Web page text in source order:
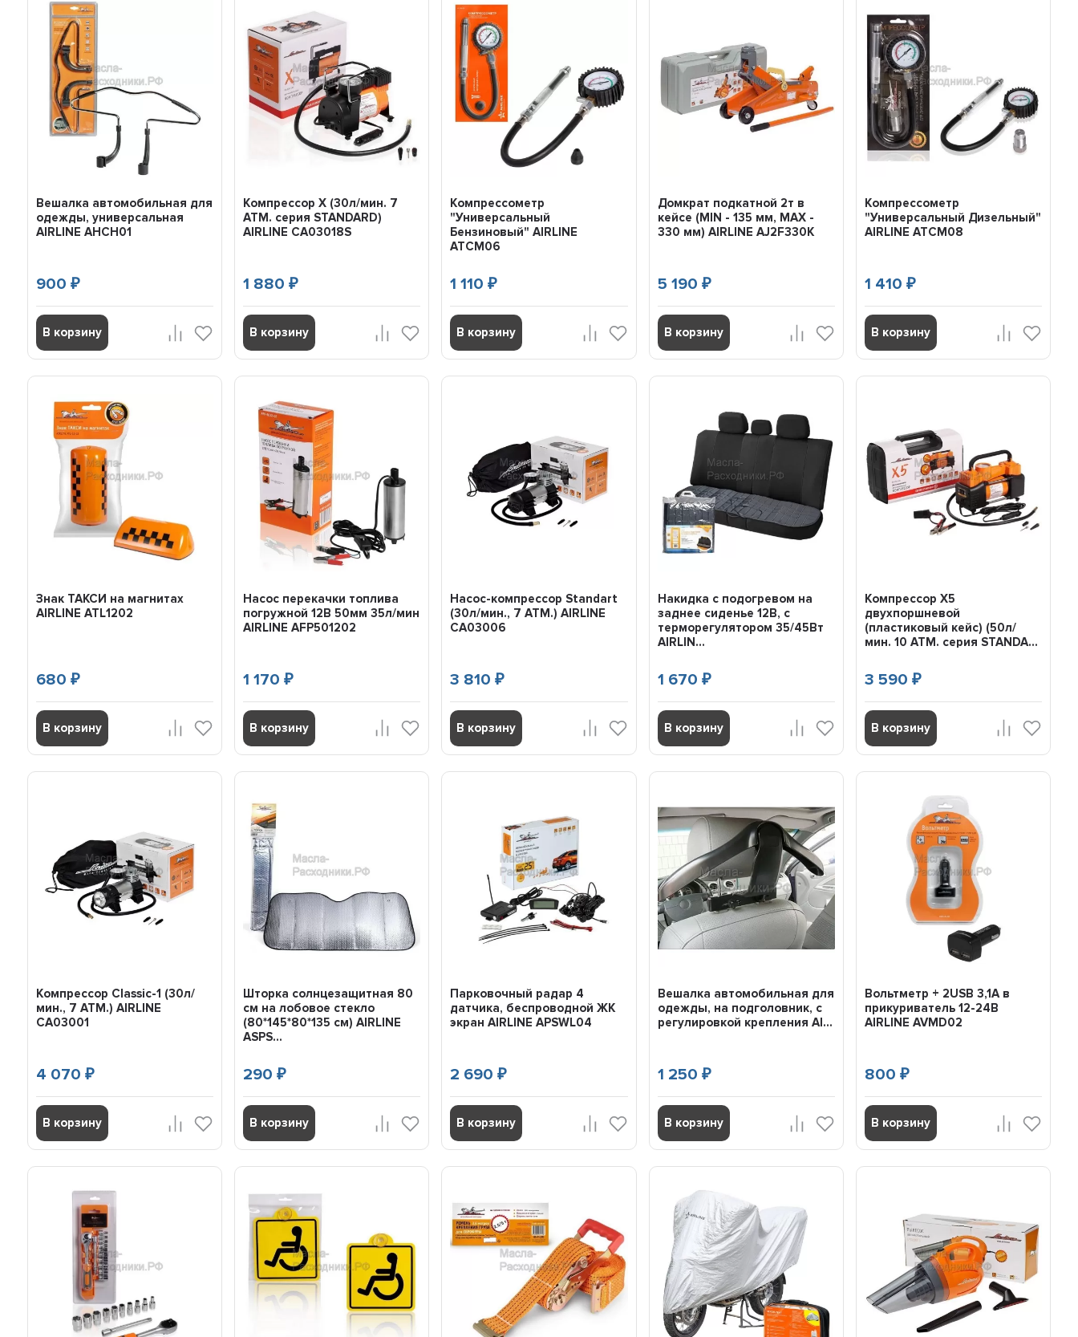
Вешалка автомобильная для
одежды, универсальная
AIRLINE AHCH01
900₽
В корзину
Компрессор X (30л/мин. 7
АТМ. серия STANDARD)
AIRLINE CA03018S
1 880₽
В корзину
Компрессометр
"Универсальный
Бензиновый" AIRLINE
ATCM06
1 110₽
В корзину
Домкрат подкатной 2т в
кейсе (MIN - 135 мм, MAX -
330 мм) AIRLINE AJ2F330K
5 190 ₽
В корзину
Компрессометр
"Универсальный Дизельный"
AIRLINE ATCM08
1 410 ₽
В корзину
Знак ТАКСИ на магнитах
AIRLINE ATL1202
680₽
В корзину
Насос перекачки топлива
погружной 12В 50мм 35л/мин
AIRLINE AFP501202
1 170₽
В корзину
Насос-компрессор Standart
(30л/мин., 7 АТМ.) AIRLINE
CA03006
3 810₽
В корзину
Накидка с подогревом на
заднее сиденье 12В, с
терморегулятором 35/45Вт
AIRLIN...
1 670 ₽
В корзину
Компрессор X5
двухпоршневой
(пластиковый кейс) (50л/
мин. 10 АТМ. серия STANDA...
3 590 ₽
В корзину
Компрессор Classic-1 (30л/
мин., 7 АТМ.) AIRLINE
CA03001
4 070₽
В корзину
Шторка солнцезащитная 80
см на лобовое стекло
(80*145*80*135 см) AIRLINE
ASPS...
290₽
В корзину
Парковочный радар 4
датчика, беспроводной ЖК
экран AIRLINE APSWL04
2 690₽
В корзину
Вешалка автомобильная для
одежды, на подголовник, с
регулировкой крепления AI...
1 250 ₽
В корзину
Вольтметр + 2USB 3,1A в
прикуриватель 12-24В
AIRLINE AVMD02
800 ₽
В корзину